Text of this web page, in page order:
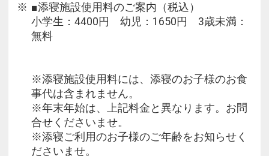
■添寝施設使用料のご案内（税込）
小学生：4400円 幼児：1650円 3歳未満：
無料
※添寝施設使用料には、添寝のお子様のお食
事代は含まれません。
※年末年始は、上記料金と異なります。お問
合せくださいませ。
※添寝ご利用のお子様のご年齢をお知らせく
ださいませ。